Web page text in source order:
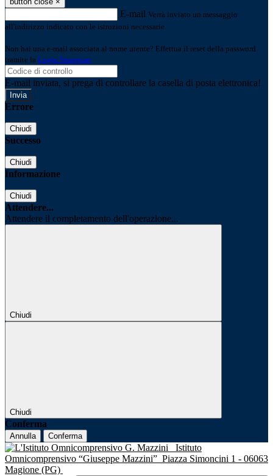
E-mail Verrà inviato un messaggio
all'indirizzo indicato con le istruzioni necessarie.
Non hai una e-mail associata al nome utente? Effettua il reset della password
tramite la Login Spaggiari
E-mail inviata, si prega di controllare la casella di posta elettronica!
Errore
Chiudi
Successo
Chiudi
Informazione
Chiudi
Attendere...
Attendere il completamento dell'operazione...
Chiudi
Chiudi
Conferma
Annulla Conferma
Istituto
Omnicomprensivo “Giuseppe Mazzini” Piazza Simoncini 1 - 06063
Magione (PG)